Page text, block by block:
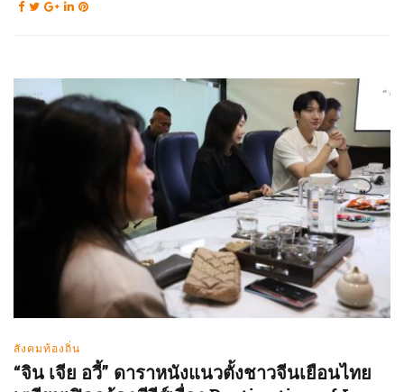
สังคมท้องถิ่น
“จิน เจีย อวี้” ดาราหนังแนวตั้งชาวจีนเยือนไทย